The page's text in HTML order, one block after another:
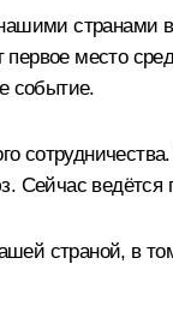
место
событие.
ведётся
страной, в